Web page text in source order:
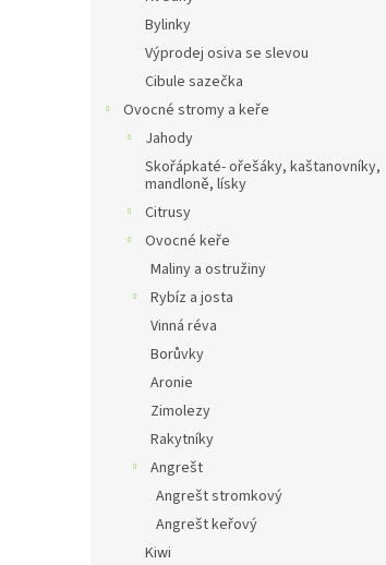
Bylinky
Výprodej osiva se slevou
Cibule sazečka
Ovocné stromy a keře
Jahody
Skořápkaté- ořešáky, kaštanovníky,
mandloně, lísky
Citrusy
Ovocné keře
Maliny a ostružiny
Rybíz a josta
Vinná réva
Borůvky
Aronie
Zimolezy
Rakytníky
Angrešt
Angrešt stromkový
Angrešt keřový
Kiwi